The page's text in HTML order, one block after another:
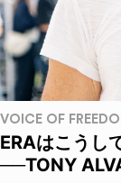
VOICE OF
ERAはこうし
──TONY